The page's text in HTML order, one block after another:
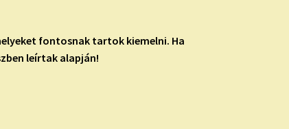
fontosnak tartok kiemelni. Ha
leírtak alapján!